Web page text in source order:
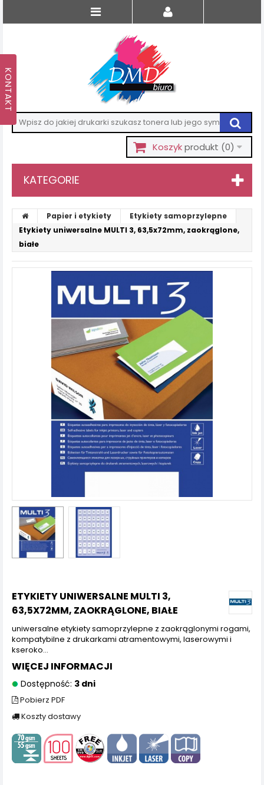
Koszykprodukt (0)
KATEGORIE
Papier i etykiety
Etykiety samoprzylepne
Etykiety uniwersalne MULTI 3, 63,5x72mm, zaokrąglone,
białe
ETYKIETY UNIWERSALNE MULTI 3,
63,5X72MM, ZAOKRĄGLONE, BIAŁE
uniwersalne etykiety samoprzylepne z zaokrąglonymi rogami,
kompatybilne z drukarkami atramentowymi, laserowymi i
kseroko...
WIĘCEJ INFORMACJI
Dostępność: 3 dni
Pobierz PDF
Koszty dostawy